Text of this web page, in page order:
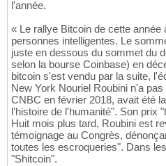
l'année.
« Le rallye Bitcoin de cette
personnes intelligentes. Le
juste en dessous du sommet du
selon la bourse Coinbase) en
bitcoin s'est vendu par la suite,
New York Nouriel Roubini n'a
CNBC en février 2018, avait été
l'histoire de l'humanité". Son prix
Huit mois plus tard, Roubini est
témoignage au Congrès,
toutes les escroqueries". Dans
"Shitcoin".